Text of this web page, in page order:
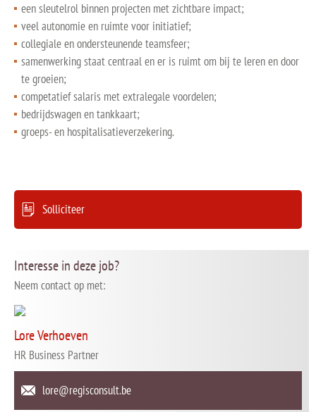
een sleutelrol binnen projecten met zichtbare impact;
veel autonomie en ruimte voor initiatief;
collegiale en ondersteunende teamsfeer;
samenwerking staat centraal en er is ruimt om bij te leren en door
te groeien;
competatief salaris met extralegale voordelen;
bedrijdswagen en tankkaart;
groeps- en hospitalisatieverzekering.
Solliciteer
Interesse in deze job?
Neem contact op met:
Lore Verhoeven
HR Business Partner
lore@regisconsult.be